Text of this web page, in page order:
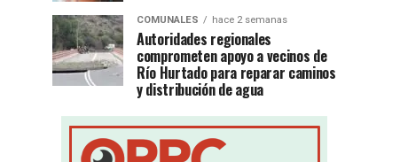
COMUNALES hace 2 semanas
Autoridades regionales
comprometen apoyo a vecinos de
Río Hurtado para reparar caminos
y distribución de agua